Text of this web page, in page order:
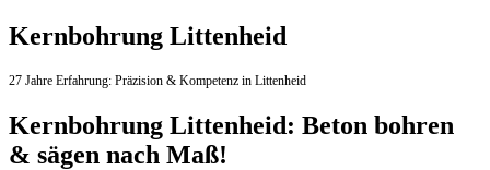
Kernbohrung Littenheid
27 Jahre Erfahrung: Präzision & Kompetenz in Littenheid
Kernbohrung Littenheid: Beton bohren
& sägen nach Maß!